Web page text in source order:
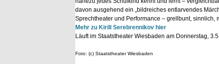
davon ausgehend ein „bildreiches entlarvendes
Sprechtheater und Performance – grellbunt,
Mehr zu Kirill Serebrennikov hier
Läuft im Staatstheater Wiesbaden am Donnerstag,
Foto: (c) Staatstheater Wiesbaden